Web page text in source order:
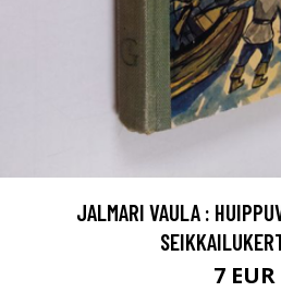
JALMARI VAULA :
7 EUR